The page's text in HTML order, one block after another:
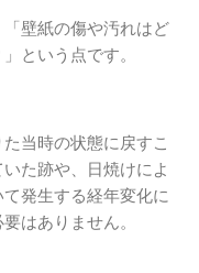
壁紙の傷や汚れはど
という点です。
当時の状態に戻すこ
た跡や、日焼けによ
発生する経年変化に
はありません。